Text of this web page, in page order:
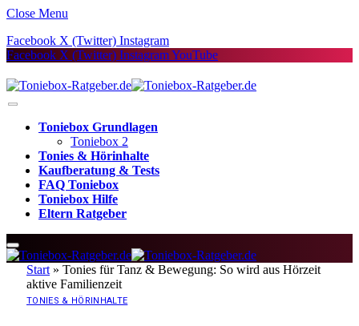
Close Menu
Facebook X (Twitter) Instagram
Facebook X (Twitter) InstagramYouTube
Toniebox Grundlagen
Toniebox 2
Tonies & Hörinhalte
Kaufberatung & Tests
FAQ Toniebox
Toniebox Hilfe
Eltern Ratgeber
Start » Tonies für Tanz & Bewegung: So wird aus Hörzeit
aktive Familienzeit
TONIES & HÖRINHALTE